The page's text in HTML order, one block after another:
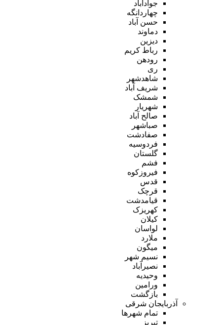
جوادآباد
چهاردانگه
حسن آباد
دماوند
دیزین
رباط کریم
رودهن
ری
شاهدشهر
شریف آباد
شمشک
شهریار
صالح آباد
صباشهر
صفادشت
فردوسیه
گلستان
فشم
فیروزکوه
قدس
قرچک
قیامدشت
کهریزک
کیلان
لواسان
ملارد
میگون
نسیم شهر
نصیرآباد
وحیدیه
ورامین
بازگشت
آذربایجان شرقی
تمام شهر‌ها
تبریز